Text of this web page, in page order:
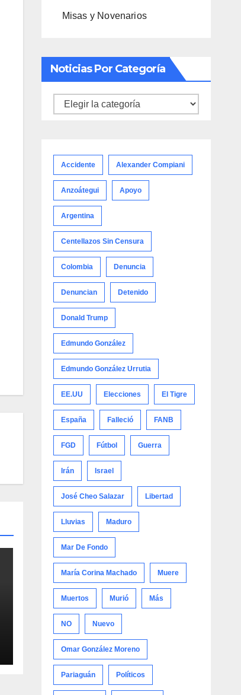
Misas y Novenarios
Noticias Por Categoría
Noticias
Accidente Alexander Compiani
Anzoátegui Apoyo
Argentina
Centellazos Sin Censura
Colombia Denuncia
Denuncian Detenido
Donald Trump
Edmundo González
Edmundo González Urrutia
EE.UU Elecciones El Tigre
España Falleció FANB
FGD Fútbol Guerra
Irán Israel
José Cheo Salazar Libertad
Lluvias Maduro
Mar De Fondo
María Corina Machado Muere
Muertos Murió Más
NO Nuevo
Omar González Moreno
Pariaguán Políticos